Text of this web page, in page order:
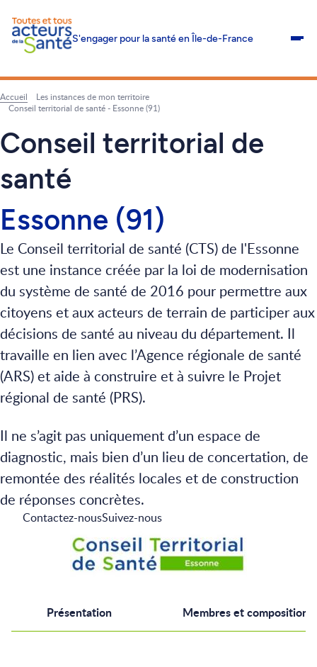
S'engager pour la santé en Île-de-France
Fil
d'Ariane
Accueil
Les instances de mon territoire
Conseil territorial de santé - Essonne (91)
Conseil territorial de
santé
Essonne (91)
Le Conseil territorial de santé (CTS) de l'Essonne
est une instance créée par la loi de modernisation
du système de santé de 2016 pour permettre aux
citoyens et aux acteurs de terrain de participer aux
décisions de santé au niveau du département. Il
travaille en lien avec l’Agence régionale de santé
(ARS) et aide à construire et à suivre le Projet
régional de santé (PRS).
Il ne s’agit pas uniquement d’un espace de
diagnostic, mais bien d’un lieu de concertation, de
remontée des réalités locales et de construction
de réponses concrètes.
Contactez-nousSuivez-nous
Présentation Membres et composition